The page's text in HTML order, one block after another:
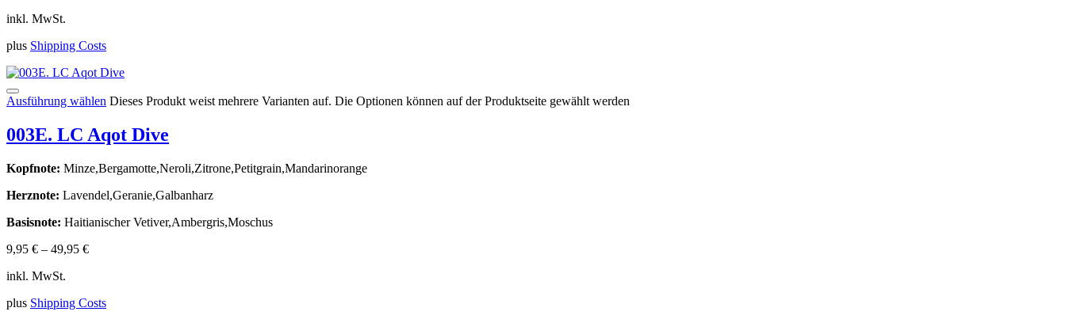
inkl. MwSt.
plus Shipping Costs
Ausführung wählen Dieses Produkt weist mehrere Varianten auf. Die Optionen können auf der Produktseite gewählt werden
003E. LC Aqot Dive
Kopfnote: Minze,Bergamotte,Neroli,Zitrone,Petitgrain,Mandarinorange
Herznote: Lavendel,Geranie,Galbanharz
Basisnote: Haitianischer Vetiver,Ambergris,Moschus
9,95 € – 49,95 €
inkl. MwSt.
plus Shipping Costs